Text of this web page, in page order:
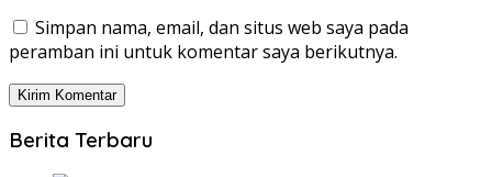
Simpan nama, email, dan situs web saya pada
peramban ini untuk komentar saya berikutnya.
Berita Terbaru